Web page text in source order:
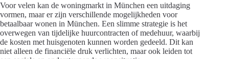
Voor velen kan de woningmarkt in München een uitdaging
vormen, maar er zijn verschillende mogelijkheden voor
betaalbaar wonen in München. Een slimme strategie is het
overwegen van tijdelijke huurcontracten of medehuur, waarbij
de kosten met huisgenoten kunnen worden gedeeld. Dit kan
niet alleen de financiële druk verlichten, maar ook leiden tot